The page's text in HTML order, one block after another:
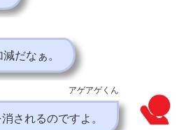
だなぁ。
アゲアゲくん
されるのですよ。